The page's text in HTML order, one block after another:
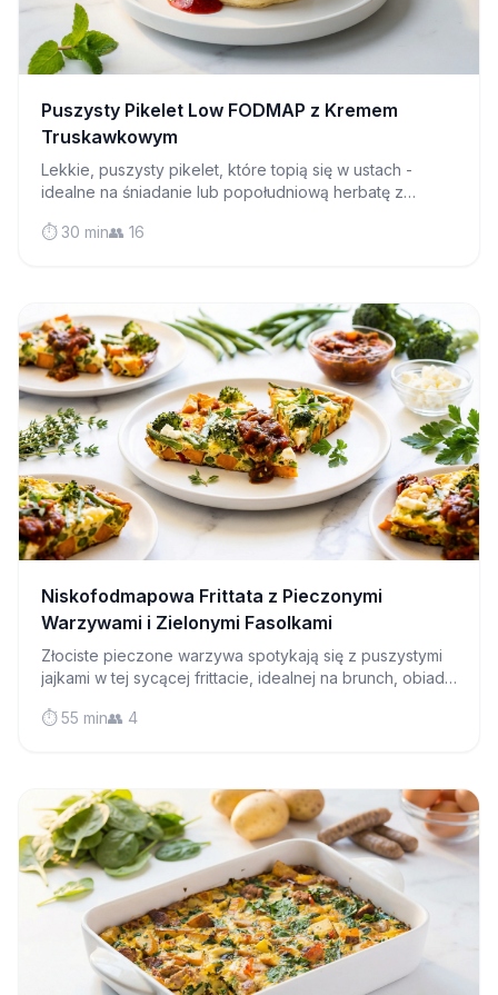
Puszysty Pikelet Low FODMAP z Kremem
Truskawkowym
Lekkie, puszysty pikelet, które topią się w ustach -
idealne na śniadanie lub popołudniową herbatę z
pyszne!
⏱️ 30 min👥 16
Niskofodmapowa Frittata z Pieczonymi
Warzywami i Zielonymi Fasolkami
Złociste pieczone warzywa spotykają się z puszystymi
jajkami w tej sycącej frittacie, idealnej na brunch, obiad
warzywami bezpiecznym dla diety low FODMAP.
⏱️ 55 min👥 4